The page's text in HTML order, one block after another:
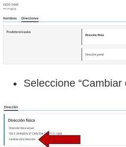
Seleccione “Cambiar